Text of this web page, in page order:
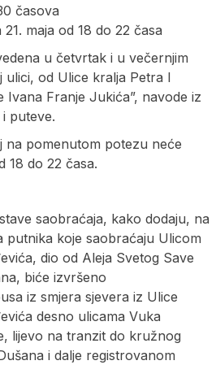
časova
maja od 18 do 22 časa
u četvrtak i u večernjim
od Ulice kralja Petra I
Ivana Franje Jukića”, navode iz
puteve.
na pomenutom potezu neće
18 do 22 časa.
saobraćaja, kako dodaju, na
putnika koje saobraćaju Ulicom
dio od Aleja Svetog Save
biće izvršeno
iz smjera sjevera iz Ulice
desno ulicama Vuka
lijevo na tranzit do kružnog
i dalje registrovanom